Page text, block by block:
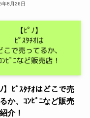
年8月26日
ﾉ】ﾋﾟｽﾀﾁｵはどこで売
か、ｺﾝﾋﾞﾆなど販売
介！